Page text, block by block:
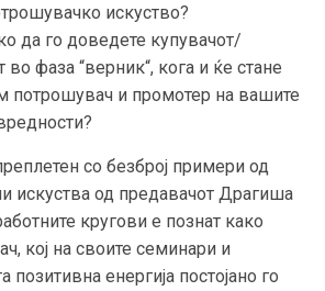
искуство?
да го доведете купувачот/
фаза “верник“, кога и ќе стане
потрошувач и промотер на вашите
со безброј примери од
искуства од предавачот Драгиша
кругови е познат како
кој на своите семинари и
позитивна енергија постојано го